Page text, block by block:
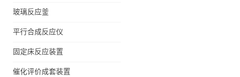
玻璃反应釜
平行合成反应仪
固定床反应装置
催化评价成套装置